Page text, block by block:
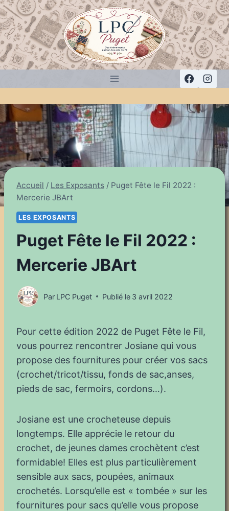
Aller
au
contenu
Accueil / Les Exposants / Puget Fête le Fil 2022 :
Mercerie JBArt
LES EXPOSANTS
Puget Fête le Fil 2022 :
Mercerie JBArt
Par LPC Puget Publié le 3 avril 2022
Pour cette édition 2022 de Puget Fête le Fil,
vous pourrez rencontrer Josiane qui vous
propose des fournitures pour créer vos sacs
(crochet/tricot/tissu, fonds de sac,anses,
pieds de sac, fermoirs, cordons…).
Josiane est une crocheteuse depuis
longtemps. Elle apprécie le retour du
crochet, de jeunes dames crochètent c’est
formidable! Elles est plus particulièrement
sensible aux sacs, poupées, animaux
crochetés. Lorsqu’elle est « tombée » sur les
fournitures pour sacs qu’elle vous propose